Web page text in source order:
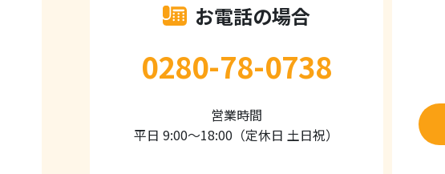
お電話の場合
0280-78-0738
営業時間
平日 9:00～18:00（定休日 土日祝）